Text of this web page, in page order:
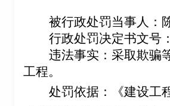
被行政处罚当事人：
行政处罚决定书文号
违法事实： 采取欺骗
工程。
处罚依据：
《建设